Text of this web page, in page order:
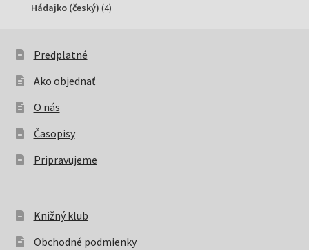
Hádajko (český) 44
Predplatné
Ako objednať
O nás
Časopisy
Pripravujeme
Knižný klub
Obchodné podmienky